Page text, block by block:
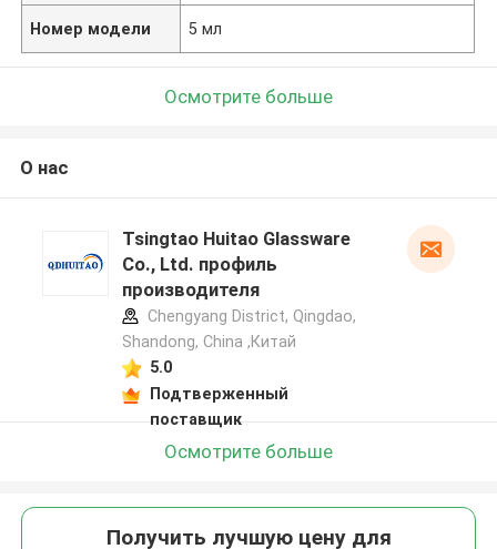
Номер модели 5 мл
Осмотрите больше
О нас
Tsingtao Huitao Glassware
Co., Ltd. профиль
производителя
Chengyang District, Qingdao,
Shandong, China ,Китай
5.0
Подтверженный
поставщик
Осмотрите больше
Получить лучшую цену для